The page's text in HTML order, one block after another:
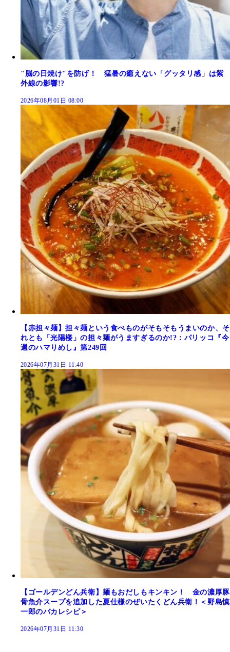
"脳の日焼け"を防げ！ 猛暑の癒えない「グッタリ感」は紫
外線の影響!?
2026年08月01日 08:00
【赤担々麺】担々麺という食べものがそもそもうまいのか、そ
れとも「光陽楼」の担々麺がうますぎるのか!?：パリッコ『今
週のハマりめし』第249回
2026年07月31日 11:40
【ゴールデンどん兵衛】麺もおだしもキンキン！ 金の濃厚豚
骨魚介スープを追加した夏仕様のぜいたくどん兵衛！＜野島慎
一郎のバカレシピ＞
2026年07月31日 11:30